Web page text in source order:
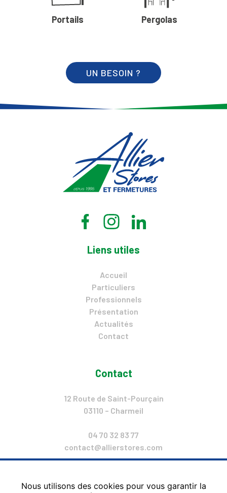
Portails Pergolas
UN BESOIN ?
Liens utiles
Accueil
Particuliers
Professionnels
Présentation
Actualités
Contact
Contact
12 Route de Saint-Pourçain
03110 – Charmeil
04 70 32 83 77
contact@allierstores.com
Mar. – Ven. : 9h – 12H & 14h – 18h
Nous utilisons des cookies pour vous garantir la